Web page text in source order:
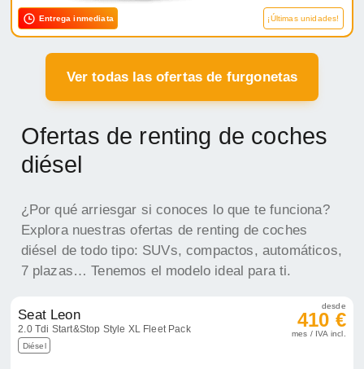
Entrega inmediata ¡Últimas unidades!
Ver todas las ofertas de furgonetas
Ofertas de renting de coches
diésel
¿Por qué arriesgar si conoces lo que te funciona?
Explora nuestras ofertas de renting de coches
diésel de todo tipo: SUVs, compactos, automáticos,
7 plazas… Tenemos el modelo ideal para ti.
Seat Leon
2.0 Tdi Start&Stop Style XL Fleet Pack
Diésel
desde
410 €
mes / IVA incl.